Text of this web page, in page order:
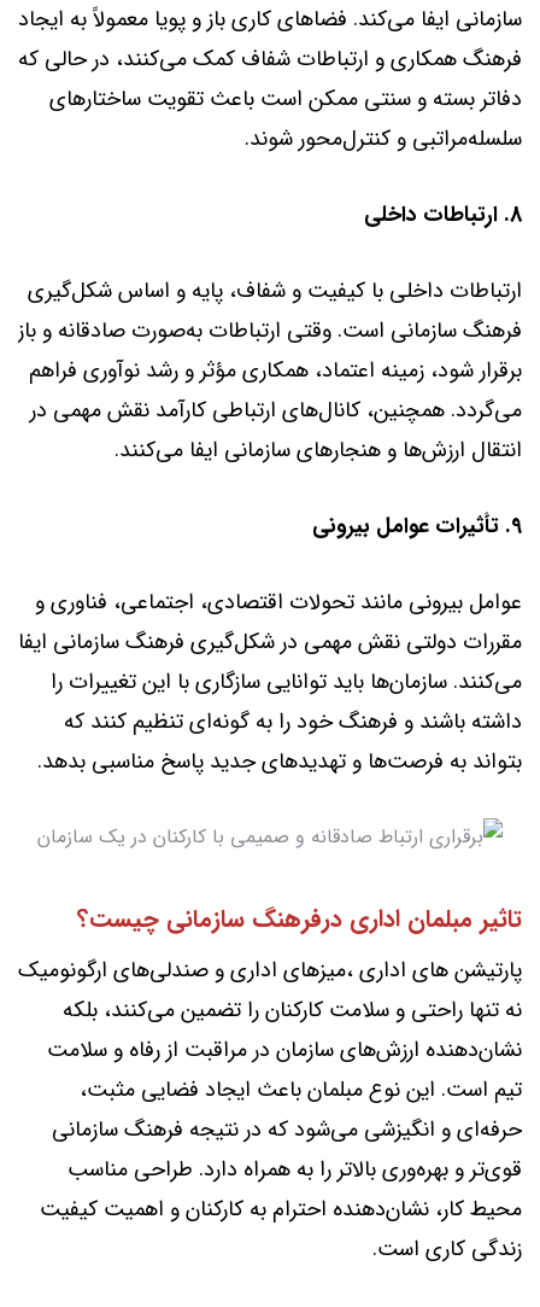
سازمانی ایفا می‌کند. فضاهای کاری باز و پویا معمولاً به ایجاد
فرهنگ همکاری و ارتباطات شفاف کمک می‌کنند، در حالی که
دفاتر بسته و سنتی ممکن است باعث تقویت ساختارهای
سلسله‌مراتبی و کنترل‌محور شوند.
8. ارتباطات داخلی
ارتباطات داخلی با کیفیت و شفاف، پایه و اساس شکل‌گیری
فرهنگ سازمانی است. وقتی ارتباطات به‌صورت صادقانه و باز
برقرار شود، زمینه اعتماد، همکاری مؤثر و رشد نوآوری فراهم
می‌گردد. همچنین، کانال‌های ارتباطی کارآمد نقش مهمی در
انتقال ارزش‌ها و هنجارهای سازمانی ایفا می‌کنند.
9. تأثیرات عوامل بیرونی
عوامل بیرونی مانند تحولات اقتصادی، اجتماعی، فناوری و
مقررات دولتی نقش مهمی در شکل‌گیری فرهنگ سازمانی ایفا
می‌کنند. سازمان‌ها باید توانایی سازگاری با این تغییرات را
داشته باشند و فرهنگ خود را به گونه‌ای تنظیم کنند که
بتواند به فرصت‌ها و تهدیدهای جدید پاسخ مناسبی بدهد.
تاثیر مبلمان اداری درفرهنگ سازمانی چیست؟
پارتیشن های اداری ،میزهای اداری و صندلی‌های ارگونومیک
نه تنها راحتی و سلامت کارکنان را تضمین می‌کنند، بلکه
نشان‌دهنده ارزش‌های سازمان در مراقبت از رفاه و سلامت
تیم است. این نوع مبلمان باعث ایجاد فضایی مثبت،
حرفه‌ای و انگیزشی می‌شود که در نتیجه فرهنگ سازمانی
قوی‌تر و بهره‌وری بالاتر را به همراه دارد. طراحی مناسب
محیط کار، نشان‌دهنده احترام به کارکنان و اهمیت کیفیت
زندگی کاری است.